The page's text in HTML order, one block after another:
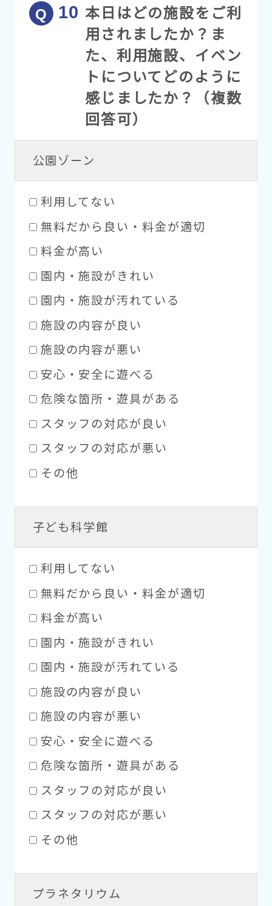
本日はどの施設をご利
用されましたか？ま
た、利用施設、イベン
トについてどのように
感じましたか？（複数
回答可）
公園ゾーン
利用してない
無料だから良い・料金が適切
料金が高い
園内・施設がきれい
園内・施設が汚れている
施設の内容が良い
施設の内容が悪い
安心・安全に遊べる
危険な箇所・遊具がある
スタッフの対応が良い
スタッフの対応が悪い
その他
子ども科学館
利用してない
無料だから良い・料金が適切
料金が高い
園内・施設がきれい
園内・施設が汚れている
施設の内容が良い
施設の内容が悪い
安心・安全に遊べる
危険な箇所・遊具がある
スタッフの対応が良い
スタッフの対応が悪い
その他
プラネタリウム